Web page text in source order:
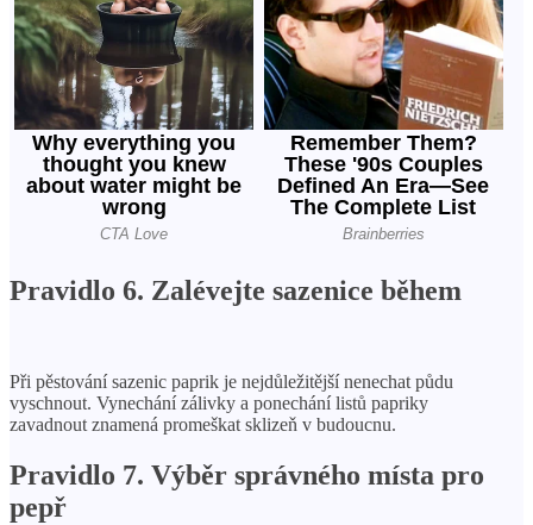
Pravidlo 6. Zalévejte sazenice během
Při pěstování sazenic paprik je nejdůležitější nenechat půdu
vyschnout. Vynechání zálivky a ponechání listů papriky
zavadnout znamená promeškat sklizeň v budoucnu.
Pravidlo 7. Výběr správného místa pro
pepř